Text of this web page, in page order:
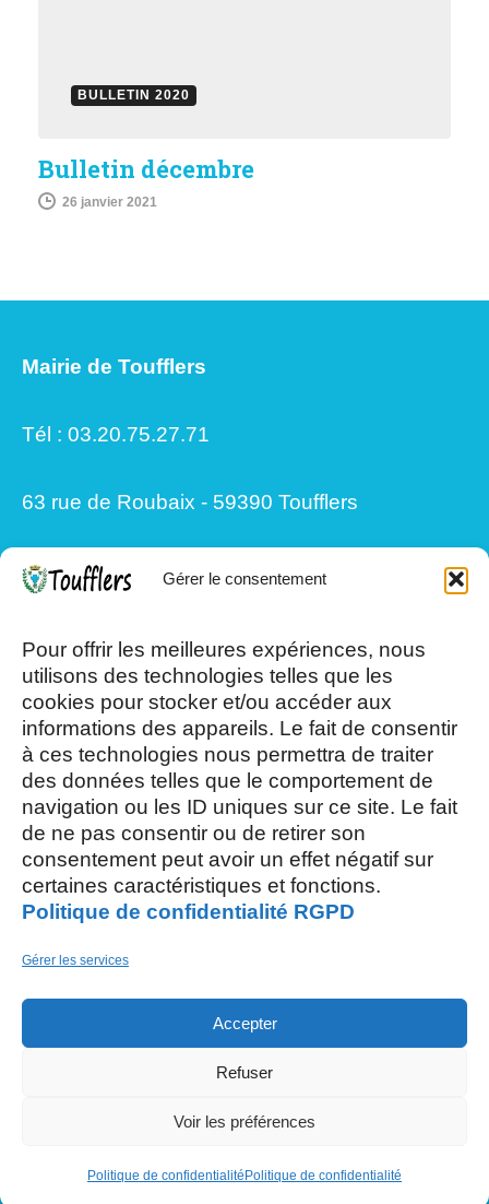
Gérer le consentement
Pour offrir les meilleures expériences, nous
utilisons des technologies telles que les
cookies pour stocker et/ou accéder aux
informations des appareils. Le fait de consentir
à ces technologies nous permettra de traiter
des données telles que le comportement de
navigation ou les ID uniques sur ce site. Le fait
de ne pas consentir ou de retirer son
consentement peut avoir un effet négatif sur
certaines caractéristiques et fonctions.
Politique de confidentialité RGPD
Gérer les services
Accepter
Refuser
Voir les préférences
Politique de confidentialité Politique de confidentialité
BULLETIN 2020
Bulletin décembre
26 janvier 2021
Mairie de Toufflers
Tél : 03.20.75.27.71
63 rue de Roubaix - 59390 Toufflers
13h30/17h15
Mercredi et Samedi : 8h- 12h
AOÛT, 2026
03
M
Restaurant scolaire, 5 rue des Champs